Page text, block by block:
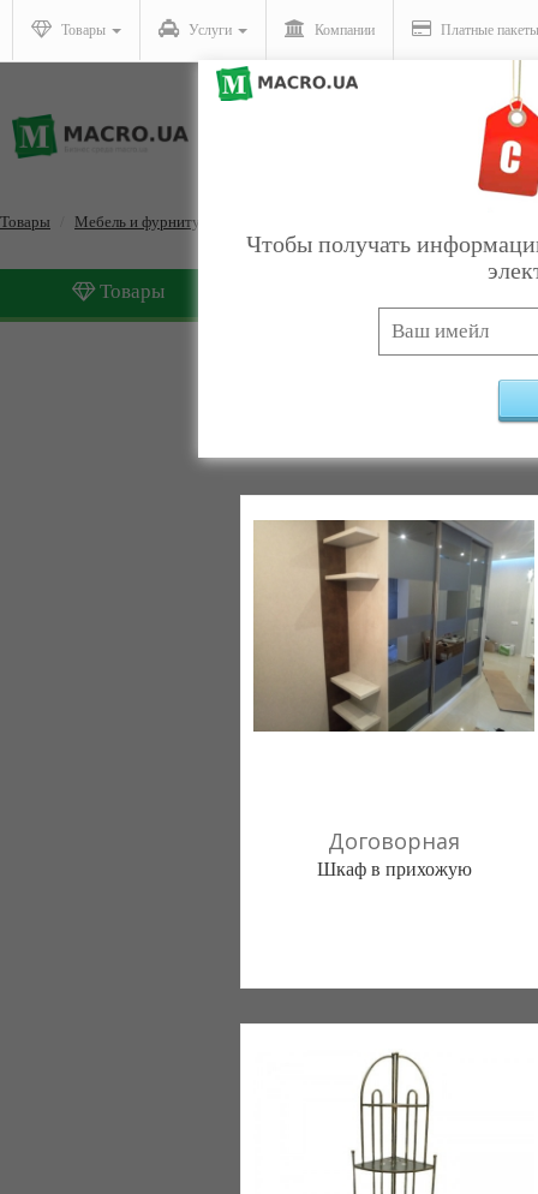
Товары Услуги Компании Платные пакеты
Товары Мебель и фурнитура
Товары
Договорная
Шкаф в прихожую
50 отзыв(а), 100% положительных
098 5674837
Чтобы получать